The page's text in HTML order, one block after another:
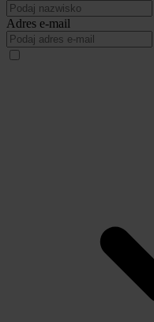
Adres e-mail